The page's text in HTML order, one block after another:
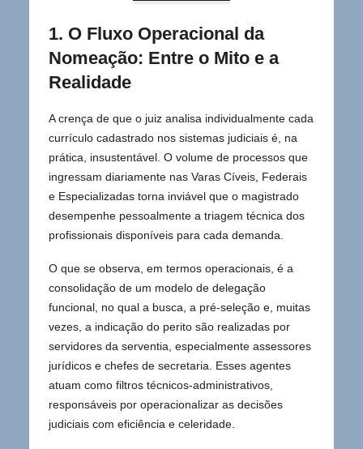
1. O Fluxo Operacional da
Nomeação: Entre o Mito e a
Realidade
A crença de que o juiz analisa individualmente cada
currículo cadastrado nos sistemas judiciais é, na
prática, insustentável. O volume de processos que
ingressam diariamente nas Varas Cíveis, Federais
e Especializadas torna inviável que o magistrado
desempenhe pessoalmente a triagem técnica dos
profissionais disponíveis para cada demanda.
O que se observa, em termos operacionais, é a
consolidação de um modelo de delegação
funcional, no qual a busca, a pré-seleção e, muitas
vezes, a indicação do perito são realizadas por
servidores da serventia, especialmente assessores
jurídicos e chefes de secretaria. Esses agentes
atuam como filtros técnicos-administrativos,
responsáveis por operacionalizar as decisões
judiciais com eficiência e celeridade.